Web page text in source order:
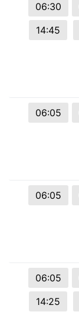
06:30
14:45
06:05
06:05
06:05
14:25